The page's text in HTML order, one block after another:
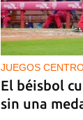
JUEGOS
El béisbol
sin una